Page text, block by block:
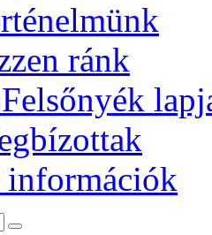
ránk
Felsőnyék
információk